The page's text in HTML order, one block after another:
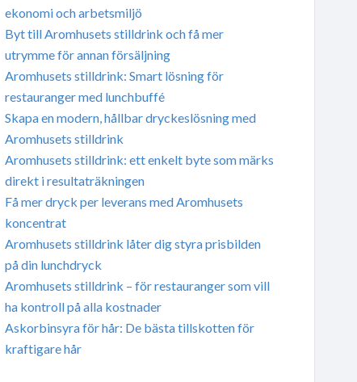
ekonomi och arbetsmiljö
Byt till Aromhusets stilldrink och få mer
utrymme för annan försäljning
Aromhusets stilldrink: Smart lösning för
restauranger med lunchbuffé
Skapa en modern, hållbar dryckeslösning med
Aromhusets stilldrink
Aromhusets stilldrink: ett enkelt byte som märks
direkt i resultaträkningen
Få mer dryck per leverans med Aromhusets
koncentrat
Aromhusets stilldrink låter dig styra prisbilden
på din lunchdryck
Aromhusets stilldrink – för restauranger som vill
ha kontroll på alla kostnader
Askorbinsyra för hår: De bästa tillskotten för
kraftigare hår